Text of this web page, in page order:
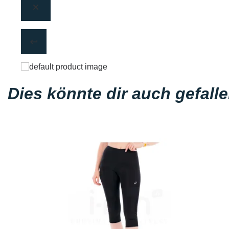
Dies könnte dir auch